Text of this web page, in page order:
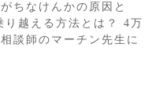
ちなけんかの原因と
り越える方法とは？ 4万
談師のマーチン先生に